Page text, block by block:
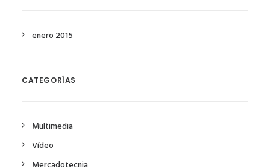
enero 2015
CATEGORÍAS
Multimedia
Vídeo
Mercadotecnia